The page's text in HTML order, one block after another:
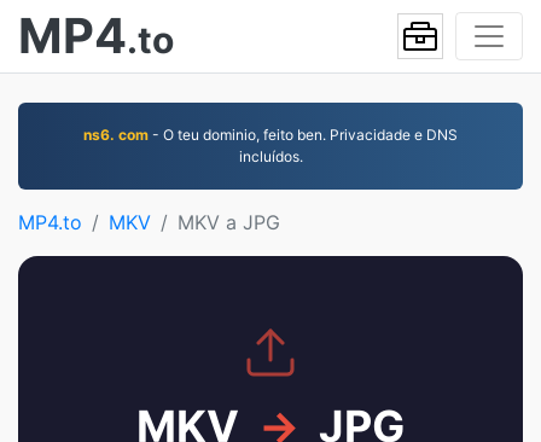
MP4.to
ns6. com - O teu dominio, feito ben. Privacidade e DNS
incluídos.
MP4.to MKV MKV a JPG
MKV → JPG